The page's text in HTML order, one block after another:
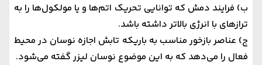
ب) فرایند دمش که توانایی تحریک اتم‌ها و یا مولکول‌ها را به
ترازهای با انرژی بالاتر داشته باشد.
ج) عناصر بازخور مناسب به باریکه تابش اجازه نوسان در محیط
فعال را می‌دهد که به این موضوع نوسان لیزر گفته می‌شود.